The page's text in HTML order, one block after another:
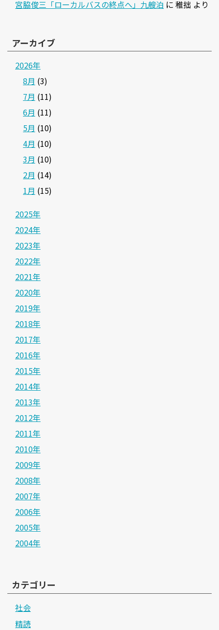
宮脇俊三「ローカルバスの終点へ」九艘泊 に 稚拙 より
アーカイブ
2026年
8月 (3)
7月 (11)
6月 (11)
5月 (10)
4月 (10)
3月 (10)
2月 (14)
1月 (15)
2025年
2024年
2023年
2022年
2021年
2020年
2019年
2018年
2017年
2016年
2015年
2014年
2013年
2012年
2011年
2010年
2009年
2008年
2007年
2006年
2005年
2004年
カテゴリー
社会
精読